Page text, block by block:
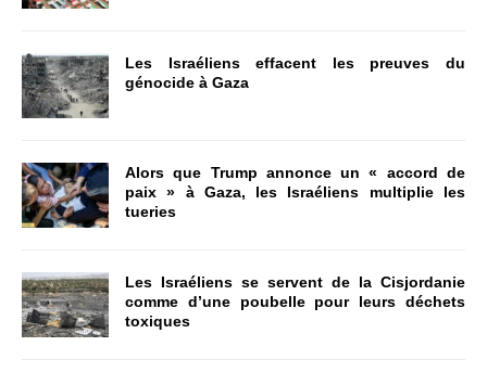
Les Israéliens effacent les preuves du
génocide à Gaza
Alors que Trump annonce un « accord de
paix » à Gaza, les Israéliens multiplie les
tueries
Les Israéliens se servent de la Cisjordanie
comme d’une poubelle pour leurs déchets
toxiques